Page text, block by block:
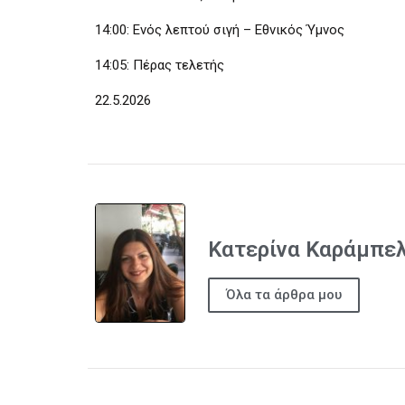
14:00: Ενός λεπτού σιγή – Εθνικός Ύμνος
14:05: Πέρας τελετής
22.5.2026
Κατερίνα
Όλα τα άρθρα μου